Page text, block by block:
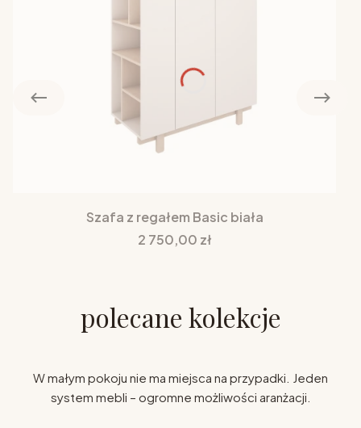
Szafa z regałem Basic biała
Cena
2 750,00 zł
polecane kolekcje
W małym pokoju nie ma miejsca na przypadki. Jeden
system mebli – ogromne możliwości aranżacji.